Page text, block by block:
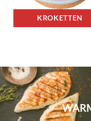
KROKETTEN